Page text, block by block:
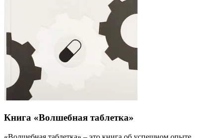
Книга «Волшебная таблетка»